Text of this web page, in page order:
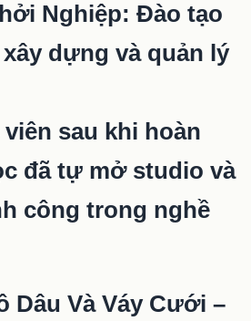
Nghiệp: Đào tạo
dựng và quản lý
sau khi hoàn
đã tự mở studio và
công trong nghề
Dâu Và Váy Cưới –